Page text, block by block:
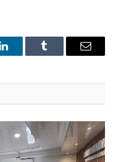
O
Tumblr
E-